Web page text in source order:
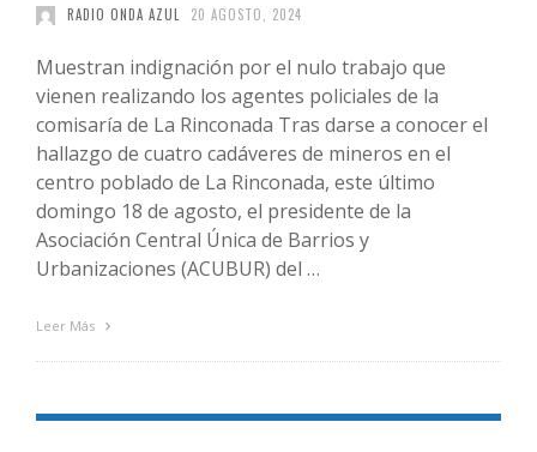
RADIO ONDA AZUL 20 AGOSTO, 2024
Muestran indignación por el nulo trabajo que
vienen realizando los agentes policiales de la
comisaría de La Rinconada Tras darse a conocer el
hallazgo de cuatro cadáveres de mineros en el
centro poblado de La Rinconada, este último
domingo 18 de agosto, el presidente de la
Asociación Central Única de Barrios y
Urbanizaciones (ACUBUR) del …
Leer Más